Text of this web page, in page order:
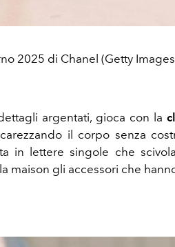
2025 di Chanel (Getty
argentati, gioca con la
il corpo senza
in lettere singole che
maison gli accessori che